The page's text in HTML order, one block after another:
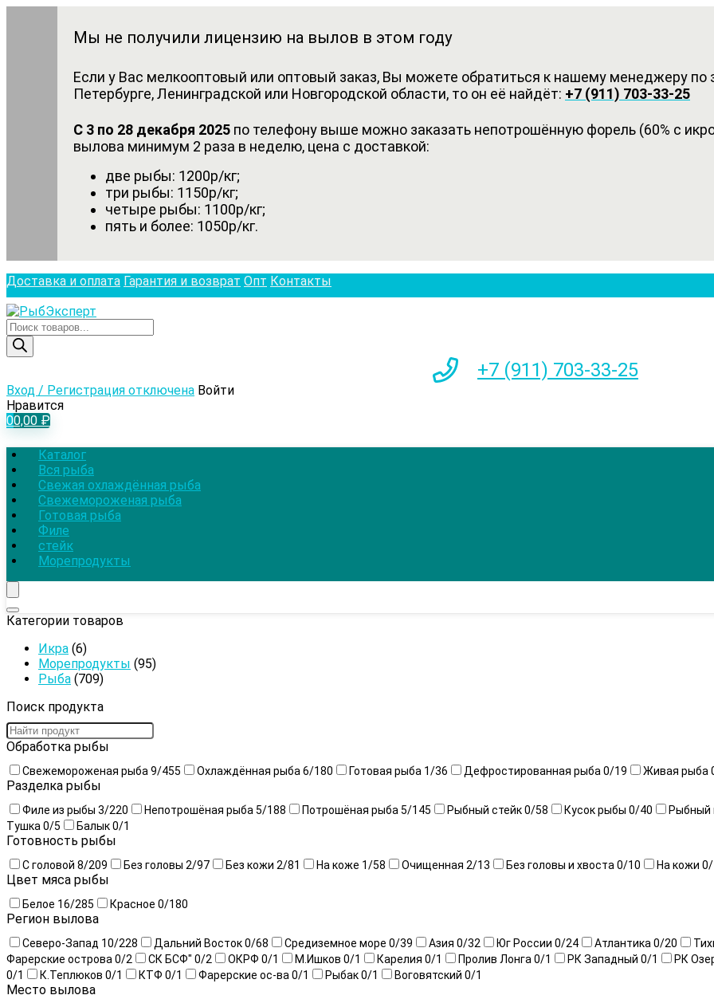
Мы не получили лицензию на вылов в этом году
Если у Вас мелкооптовый или оптовый заказ, Вы можете обратиться к нашему менеджеру по
Петербурге, Ленинградской или Новгородской области, то он её найдёт: +7 (911) 703-33-25
С 3 по 28 декабря 2025 по телефону выше можно заказать непотрошённую форель (60% с
вылова минимум 2 раза в неделю, цена с доставкой:
две рыбы: 1200р/кг;
три рыбы: 1150р/кг;
четыре рыбы: 1100р/кг;
пять и более: 1050р/кг.
Доставка и оплата Гарантия и возврат Опт Контакты
Поиск
товаров
+7 (911) 703-33-25
Вход / Регистрация отключена Войти
Нравится
00,00 ₽
Каталог
Вся рыба
Свежая охлаждённая рыба
Свежемороженая рыба
Готовая рыба
Филе
стейк
Морепродукты
Категории товаров
Икра (6)
Морепродукты (95)
Рыба (709)
Поиск продукта
Обработка рыбы
Свежемороженая рыба 9/455 Охлаждённая рыба 6/180 Готовая рыба 1/36 Дефростированная рыба 0/19 Живая рыба
Разделка рыбы
Филе из рыбы 3/220 Непотрошёная рыба 5/188 Потрошёная рыба 5/145 Рыбный стейк0/58 Кусок рыбы 0/40
Рыбный
Тушка 0/5 Балык0/1
Готовность рыбы
С головой 8/209 Без головы 2/97 Без кожи 2/81 На коже 1/58 Очищенная 2/13 Без головы и хвоста 0/10 На кожи 0/
Цвет мяса рыбы
Белое 16/285 Красное 0/180
Регион вылова
Северо-Запад 10/228 Дальний Восток0/68 Средиземное море 0/39 Азия 0/32 Юг России 0/24 Атлантика 0/20
Фарерские острова 0/2 СК БСФ" 0/2 ОКРФ 0/1 М.Ишков 0/1 Карелия 0/1 Пролив Лонга 0/1 РК Западный 0/1
РК
0/1 К.Теплюков 0/1 КТФ 0/1 Фарерские ос-ва 0/1 Рыбак0/1 Воговятский 0/1
Место вылова